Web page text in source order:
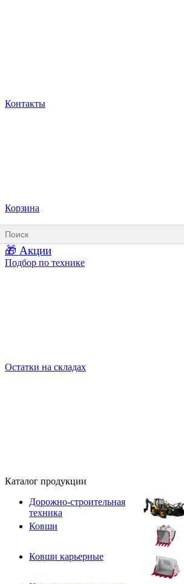
Контакты
Корзина
🎁 Акции
Подбор по технике
Остатки на складах
Каталог продукции
Дорожно-строительная
техника
Ковши
Ковши карьерные